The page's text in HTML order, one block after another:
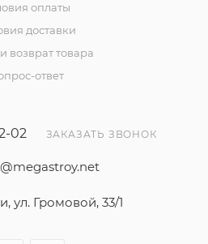
оплаты
доставки
возврат товара
ответ
02 ЗАКАЗАТЬ ЗВОНОК
ул. Громовой, 33/1